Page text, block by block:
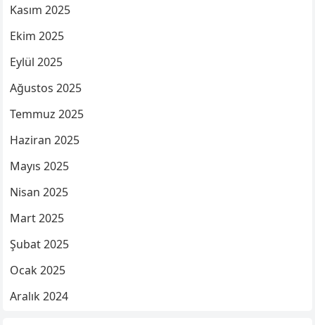
Kasım 2025
Ekim 2025
Eylül 2025
Ağustos 2025
Temmuz 2025
Haziran 2025
Mayıs 2025
Nisan 2025
Mart 2025
Şubat 2025
Ocak 2025
Aralık 2024